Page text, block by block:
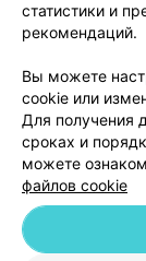
© 2026 ООО
статистики и
рекомендаций.
Вы можете
cookie или
Для получения
сроках и
можете
файлов cookie